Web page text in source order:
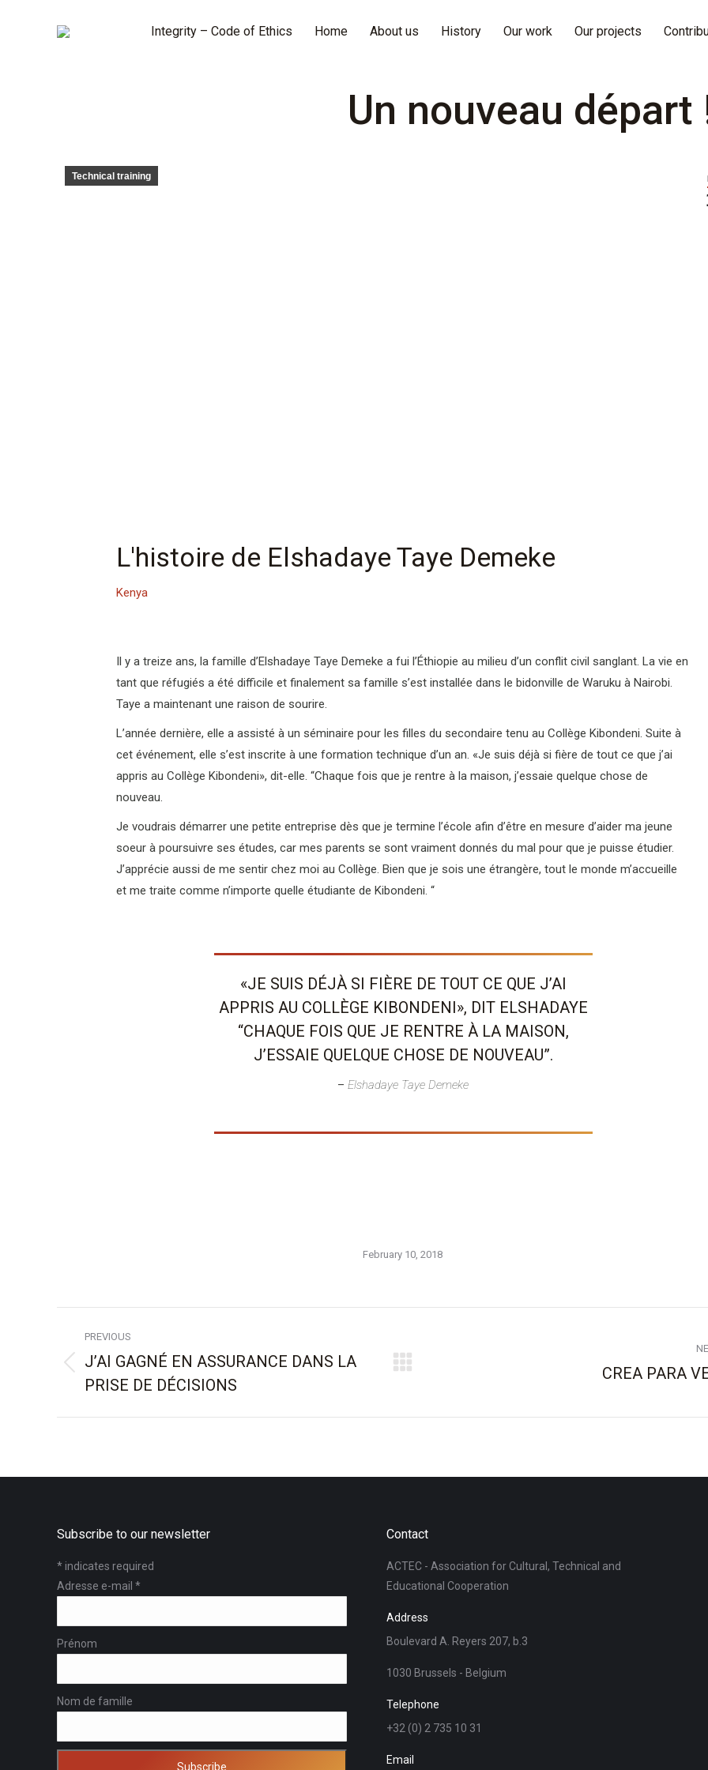
Integrity – Code of Ethics Home About us History Our work Our projects
Un nouveau départ
Technical training
L'histoire de Elshadaye Taye Demeke
Kenya
Il y a treize ans, la famille d’Elshadaye Taye Demeke a fui l’Éthiopie au milieu d’un conflit civil sanglant. La vie en
tant que réfugiés a été difficile et finalement sa famille s’est installée dans le bidonville de Waruku à Nairobi.
Taye a maintenant une raison de sourire.
L’année dernière, elle a assisté à un séminaire pour les filles du secondaire tenu au Collège Kibondeni. Suite à
cet événement, elle s’est inscrite à une formation technique d’un an. «Je suis déjà si fière de tout ce que j’ai
appris au Collège Kibondeni», dit-elle. “Chaque fois que je rentre à la maison, j’essaie quelque chose de
nouveau.
Je voudrais démarrer une petite entreprise dès que je termine l’école afin d’être en mesure d’aider ma jeune
soeur à poursuivre ses études, car mes parents se sont vraiment donnés du mal pour que je puisse étudier.
J’apprécie aussi de me sentir chez moi au Collège. Bien que je sois une étrangère, tout le monde m’accueille
et me traite comme n’importe quelle étudiante de Kibondeni. “
«JE SUIS DÉJÀ SI FIÈRE DE TOUT CE QUE J’AI
APPRIS AU COLLÈGE KIBONDENI», DIT ELSHADAYE
“CHAQUE FOIS QUE JE RENTRE À LA MAISON,
J’ESSAIE QUELQUE CHOSE DE NOUVEAU”.
– Elshadaye Taye Demeke
February 10, 2018
navigation
PREVIOUS
Previous
post:
J’AI GAGNÉ EN ASSURANCE DANS LA
PRISE DE DÉCISIONS
CREA PARA
Subscribe to our newsletter
*indicates required
Adresse e-mail *
Prénom
Nom de famille
Contact
ACTEC - Association for Cultural, Technical and
Educational Cooperation
Address
Boulevard A. Reyers 207, b.3
1030 Brussels - Belgium
Telephone
+32 (0) 2 735 10 31
Email